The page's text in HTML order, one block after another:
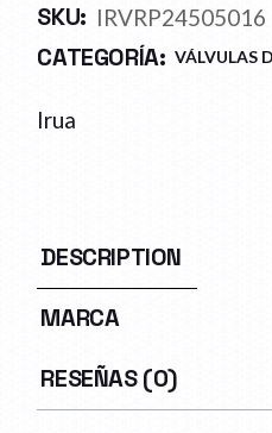
SKU: IRVRP24505016
CATEGORÍA: VÁLVULAS
Irua
DESCRIPTION
MARCA
RESEÑAS (0)